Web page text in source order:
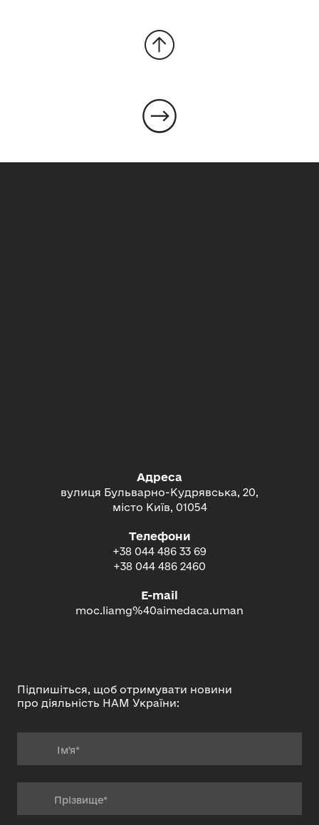
Адреса
вулиця Бульварно-Кудрявська, 20,
місто Київ, 01054
Телефони
+38 044 486 33 69
+38 044 486 2460
E-mail
moc.liamg%40aimedaca.uman
Підпишіться, щоб отримувати новини
про діяльність НАМ України: